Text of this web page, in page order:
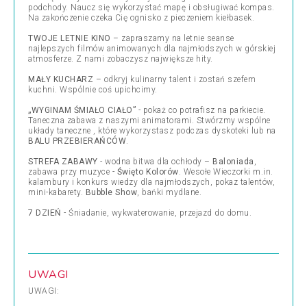
podchody. Naucz się wykorzystać mapę i obsługiwać kompas.
Na zakończenie czeka Cię ognisko z pieczeniem kiełbasek.
TWOJE LETNIE KINO – zapraszamy na letnie seanse
najlepszych filmów animowanych dla najmłodszych w górskiej
atmosferze. Z nami zobaczysz największe hity.
MAŁY KUCHARZ – odkryj kulinarny talent i zostań szefem
kuchni. Wspólnie coś upichcimy.
„WYGINAM ŚMIAŁO CIAŁO” - pokaż co potrafisz na parkiecie.
Taneczna zabawa z naszymi animatorami. Stwórzmy wspólne
układy taneczne , które wykorzystasz podczas dyskoteki lub na
BALU PRZEBIERAŃCÓW.
STREFA ZABAWY - wodna bitwa dla ochłody – Baloniada ,
zabawa przy muzyce - Święto Kolorów. Wesołe Wieczorki m.in.
kalambury i konkurs wiedzy dla najmłodszych, pokaz talentów,
mini-kabarety. Bubble Show, bańki mydlane.
7 DZIEŃ - Śniadanie, wykwaterowanie, przejazd do domu.
UWAGI
UWAGI: